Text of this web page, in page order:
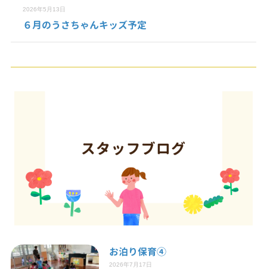
2026年5月13日
６月のうさちゃんキッズ予定
お泊り保育④
2026年7月17日